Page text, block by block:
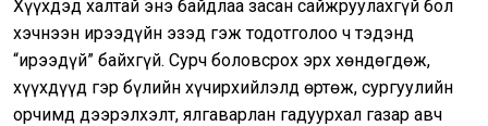
Хүүхдэд халтай энэ байдлаа засан сайжруулахгүй бол
хэчнээн ирээдүйн эзэд гэж тодотголоо ч тэдэнд
“ирээдүй” байхгүй. Сурч боловсрох эрх хөндөгдөж,
хүүхдүүд гэр бүлийн хүчирхийлэлд өртөж, сургуулийн
орчимд дээрэлхэлт, ялгаварлан гадуурхал газар авч